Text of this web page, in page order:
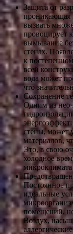
Защита от
проникающая
вызвать
провоцирует
вымывание
стенах.
к
всей
вода может
что
Сохранение
Одним из
стены, может
материалов,
Это, в свою
холодное
Постоянное
идеальные
помещений, но
Воздух,